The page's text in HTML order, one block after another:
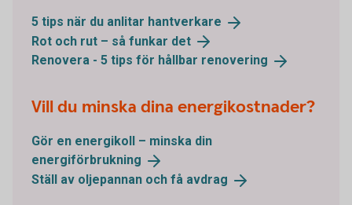
5 tips när du anlitar hantverkare
Rot och rut – så funkar det
Renovera - 5 tips för hållbar renovering
Vill du minska dina energikostnader?
Gör en energikoll – minska din
energiförbrukning
Ställ av oljepannan och få avdrag